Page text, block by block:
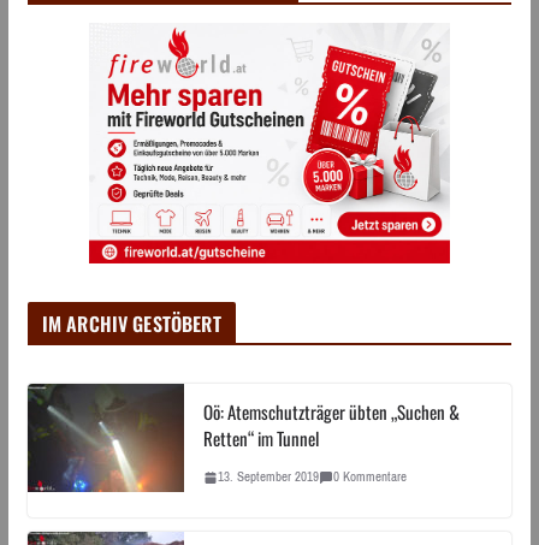
IM ARCHIV GESTÖBERT
Oö: Atemschutzträger übten „Suchen &
Retten“ im Tunnel
13. September 2019 0 Kommentare